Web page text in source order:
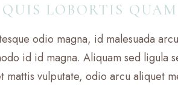
LOBORTIS QUAM
odio magna, id malesuada
id id magna. Aliquam sed ligula
mattis vulputate, odio arcu aliquet